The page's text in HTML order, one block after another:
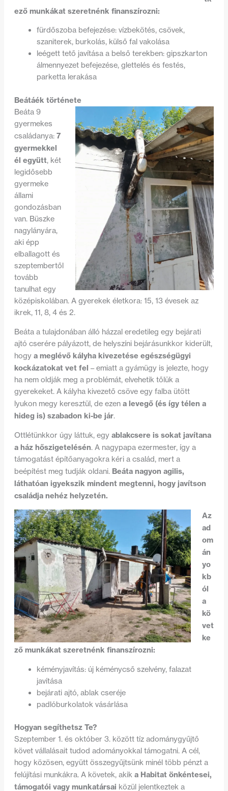
ező munkákat szeretnénk finanszírozni:
fürdőszoba befejezése: vízbekötés, csövek,
szaniterek, burkolás, külső fal vakolása
leégett tető javítása a belső terekben: gipszkarton
álmennyezet befejezése, glettelés és festés,
parketta lerakása
Beátáék története
Beáta 9
gyermekes
családanya: 7
gyermekkel
él együtt, két
legidősebb
gyermeke
állami
gondozásban
van. Büszke
nagylányára,
aki épp
elballagott és
szeptembertől
tovább
tanulhat egy
középiskolában. A gyerekek életkora: 15, 13 évesek az
ikrek, 11, 8, 4 és 2.
Beáta a tulajdonában álló házzal eredetileg egy bejárati
ajtó cserére pályázott, de helyszíni bejárásunkkor kiderült,
hogy a meglévő kályha kivezetése egészségügyi
kockázatokat vet fel – emiatt a gyámügy is jelezte, hogy
ha nem oldják meg a problémát, elvehetik tőlük a
gyerekeket. A kályha kivezető csöve egy falba ütött
lyukon megy keresztül, de ezen a levegő (és így télen a
hideg is) szabadon ki-be jár.
Ottlétünkkor úgy láttuk, egy ablakcsere is sokat javítana
a ház hőszigetelésén. A nagypapa ezermester, így a
támogatást építőanyagokra kéri a család, mert a
beépítést meg tudják oldani. Beáta nagyon agilis,
láthatóan igyekszik mindent megtenni, hogy javítson
családja nehéz helyzetén.
Az
ad
om
án
yo
kb
ól
a
kö
vet
ke
ző munkákat szeretnénk finanszírozni:
kéményjavítás: új kéménycső szelvény, falazat
javítása
bejárati ajtó, ablak cseréje
padlóburkolatok vásárlása
Hogyan segíthetsz Te?
Szeptember 1. és október 3. között tíz adománygyűjtő
követ vállalásait tudod adományokkal támogatni. A cél,
hogy közösen, együtt összegyűjtsünk minél több pénzt a
felújítási munkákra. A követek, akik a Habitat önkéntesei,
támogatói vagy munkatársai közül jelentkeztek a